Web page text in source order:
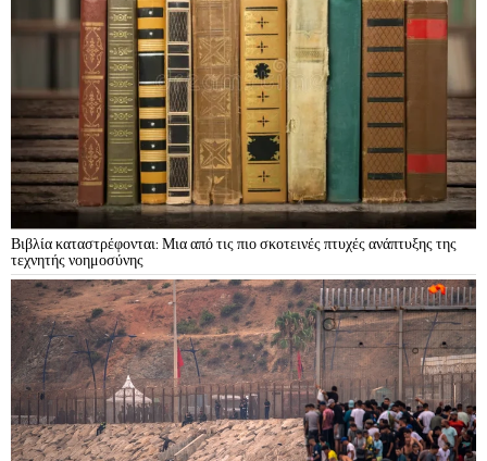
Βιβλία καταστρέφονται: Μια από τις πιο σκοτεινές πτυχές ανάπτυξης της
τεχνητής νοημοσύνης